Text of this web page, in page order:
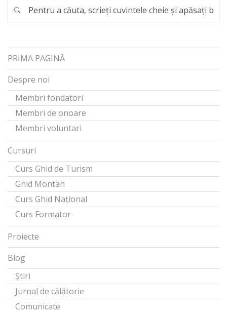
PRIMA PAGINĂ
Despre noi
Membri fondatori
Membri de onoare
Membri voluntari
Cursuri
Curs Ghid de Turism
Ghid Montan
Curs Ghid Național
Curs Formator
Proiecte
Blog
Știri
Jurnal de călătorie
Comunicate